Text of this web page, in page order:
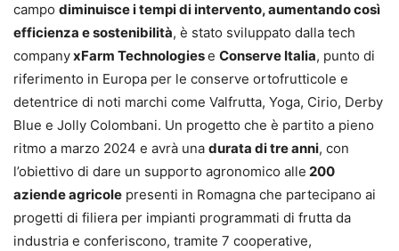
campo diminuisce i tempi di intervento, aumentando così
efficienza e sostenibilità, è stato sviluppato dalla tech
companyxFarm Technologiese Conserve Italia, punto di
riferimento in Europa per le conserve ortofrutticole e
detentrice di noti marchi come Valfrutta, Yoga, Cirio, Derby
Blue e Jolly Colombani. Un progetto che è partito a pieno
ritmo a marzo 2024 e avrà una durata di tre anni, con
l’obiettivo di dare un supporto agronomico alle 200
aziende agricole presenti in Romagna che partecipano ai
progetti di filiera per impianti programmati di frutta da
industria e conferiscono, tramite 7 cooperative,